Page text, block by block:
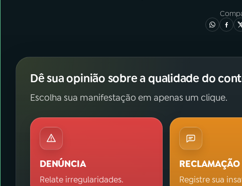
Dê sua opinião sobre a qualidade do
Escolha sua manifestação em apenas um clique.
DENÚNCIA
Relate irregularidades.
RECLAMAÇÃO
Registre sua